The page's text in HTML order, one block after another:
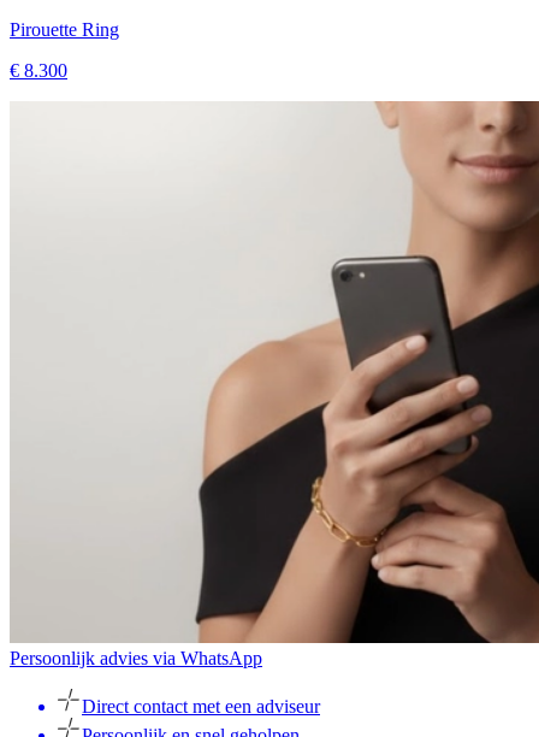
Pirouette Ring
€ 8.300
Persoonlijk advies via WhatsApp
Direct contact met een adviseur